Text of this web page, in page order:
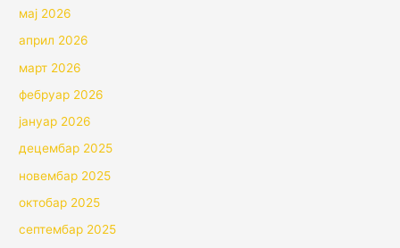
мај 2026
април 2026
март 2026
фебруар 2026
јануар 2026
децембар 2025
новембар 2025
октобар 2025
септембар 2025